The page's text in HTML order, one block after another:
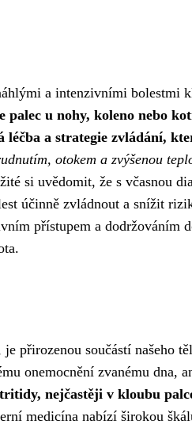
a intenzivními bolestmi
u nohy, koleno nebo
a strategie zvládání,
otokem a zvýšenou
si uvědomit, že s včasnou
účinně zvládnout a snížit
přístupem a dodržováním
přirozenou součástí našeho
onemocnění zvanému dna,
nejčastěji v kloubu
medicína nabízí širokou